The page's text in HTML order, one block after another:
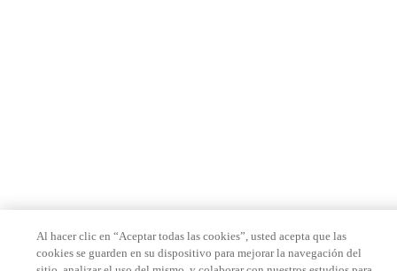
Al hacer clic en “Aceptar todas las cookies”, usted acepta que las
cookies se guarden en su dispositivo para mejorar la navegación del